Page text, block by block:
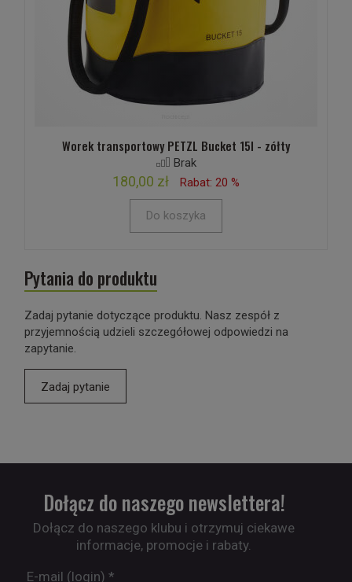
Worek transportowy PETZL Bucket 15l - zółty
Brak
180,00 zł Rabat: 20 %
Do koszyka
Pytania do produktu
Zadaj pytanie dotyczące produktu. Nasz zespół z
przyjemnością udzieli szczegółowej odpowiedzi na
zapytanie.
Zadaj pytanie
Dołącz do naszego newslettera!
Dołącz do naszego klubu i otrzymuj ciekawe
informacje, promocje i rabaty.
E-mail (login) *